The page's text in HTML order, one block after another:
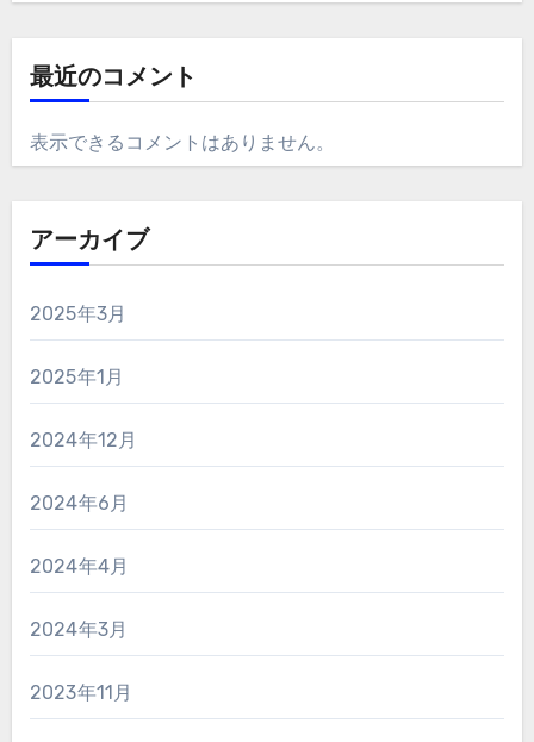
最近のコメント
表示できるコメントはありません。
アーカイブ
2025年3月
2025年1月
2024年12月
2024年6月
2024年4月
2024年3月
2023年11月